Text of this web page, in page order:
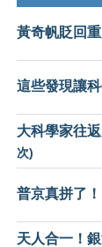
黃奇帆貶回
這些發現讓
大科學家往
次)
普京真拼了
天人合一！